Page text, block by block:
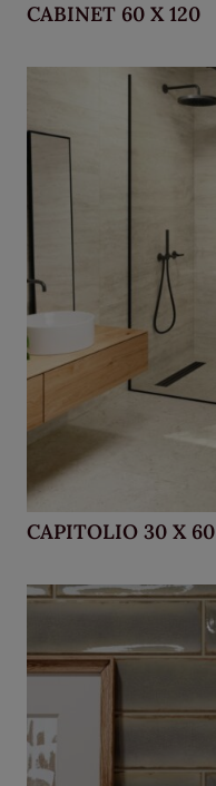
CABINET 60 X 120
CAPITOLIO 30 X 60